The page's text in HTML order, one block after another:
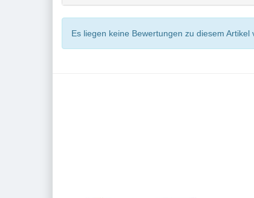
Es liegen keine Bewertungen zu diesem Artikel